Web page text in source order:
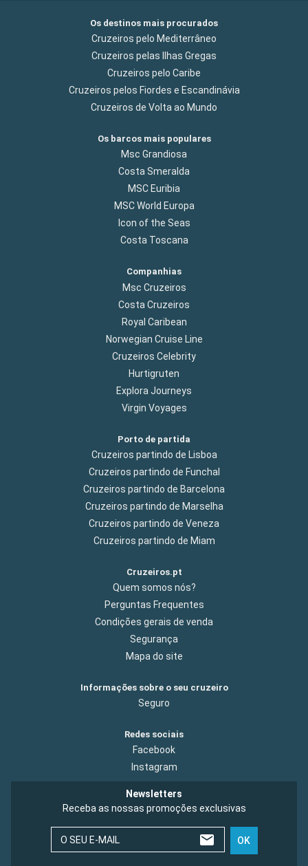
Os destinos mais procurados
Cruzeiros pelo Mediterrâneo
Cruzeiros pelas Ilhas Gregas
Cruzeiros pelo Caribe
Cruzeiros pelos Fiordes e Escandinávia
Cruzeiros de Volta ao Mundo
Os barcos mais populares
Msc Grandiosa
Costa Smeralda
MSC Euribia
MSC World Europa
Icon of the Seas
Costa Toscana
Companhias
Msc Cruzeiros
Costa Cruzeiros
Royal Caribean
Norwegian Cruise Line
Cruzeiros Celebrity
Hurtigruten
Explora Journeys
Virgin Voyages
Porto de partida
Cruzeiros partindo de Lisboa
Cruzeiros partindo de Funchal
Cruzeiros partindo de Barcelona
Cruzeiros partindo de Marselha
Cruzeiros partindo de Veneza
Cruzeiros partindo de Miam
Cruzeiros.pt
Quem somos nós?
Perguntas Frequentes
Condições gerais de venda
Segurança
Mapa do site
Informações sobre o seu cruzeiro
Seguro
Redes sociais
Facebook
Instagram
Newsletters
Receba as nossas promoções exclusivas
O SEU E-MAIL OK